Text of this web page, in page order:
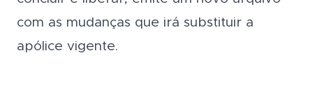
com as mudanças que irá substituir a
apólice vigente.